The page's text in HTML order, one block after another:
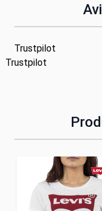
Trustpilot
Trustpilot